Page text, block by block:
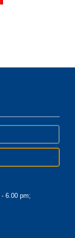
6.00 pm;